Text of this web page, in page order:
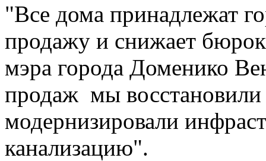
"Все дома принадлежат
продажу и снижает
мэра города Доменико
продаж мы
модернизировали
канализацию".